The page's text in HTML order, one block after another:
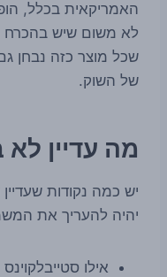
האמריקאית בכלל,
לא משום שיש
שכל מוצר כזה נבחן
של השוק.
מה עדיין לא
יש כמה נקודות
יהיה להעריך את
אילו